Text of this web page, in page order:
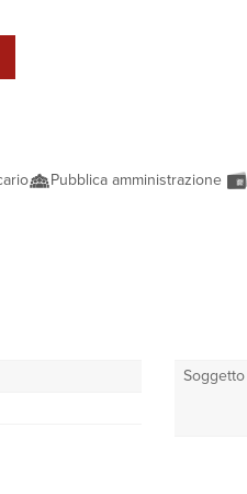
Pubblica amministrazione
Soggetto